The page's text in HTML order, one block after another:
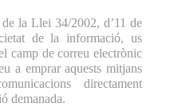
la Llei 34/2002, d’11 de
de la informació, us
camp de correu electrònic
a emprar aquests mitjans
directament
demanada.